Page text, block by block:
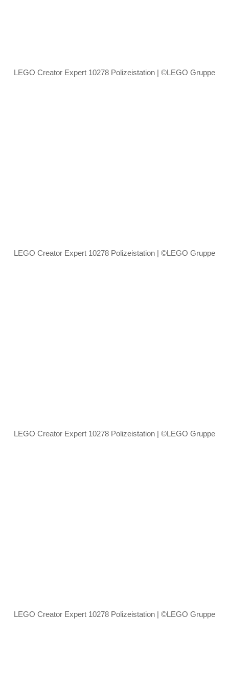
LEGO Creator Expert 10278 Polizeistation | ©LEGO Gruppe
LEGO Creator Expert 10278 Polizeistation | ©LEGO Gruppe
LEGO Creator Expert 10278 Polizeistation | ©LEGO Gruppe
LEGO Creator Expert 10278 Polizeistation | ©LEGO Gruppe